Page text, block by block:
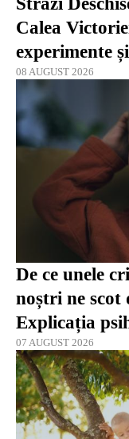
Calea
experimente
08 AUGUST 2026
De ce unele
noștri ne
Explicația
07 AUGUST 2026